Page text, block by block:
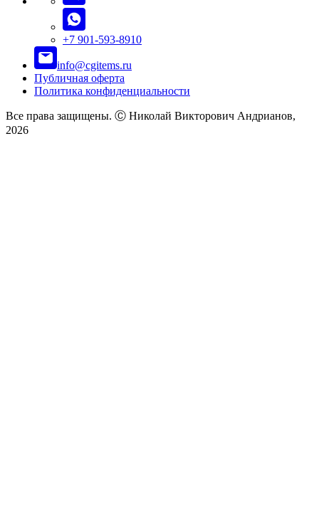
+7 901-593-8910
info@cgitems.ru
Публичная оферта
Политика конфиденциальности
Все права защищены. Ⓒ Николай Викторович Андрианов,
2026